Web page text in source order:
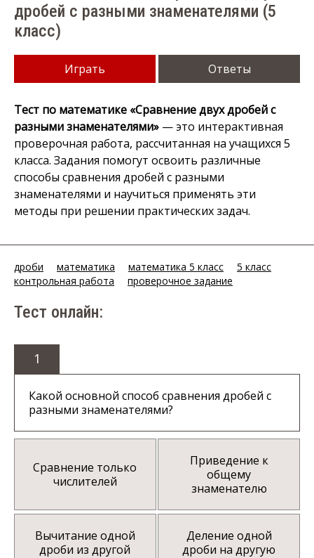
дробей с разными знаменателями (5
класс)
Играть Ответы
Тест по математике «Сравнение двух дробей с
разными знаменателями» — это интерактивная
проверочная работа, рассчитанная на учащихся 5
класса. Задания помогут освоить различные
способы сравнения дробей с разными
знаменателями и научиться применять эти
методы при решении практических задач.
дроби математика математика 5 класс
5 класс
контрольная работа
проверочное задание
Тест онлайн:
1
Какой основной способ сравнения дробей с
разными знаменателями?
Сравнение только
числителей
Приведение к
общему
знаменателю
Вычитание одной
дроби из другой
Деление одной
дроби на другую